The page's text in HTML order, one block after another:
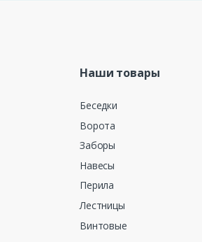
Наши товары
Беседки
Ворота
Заборы
Навесы
Перила
Лестницы
Винтовые